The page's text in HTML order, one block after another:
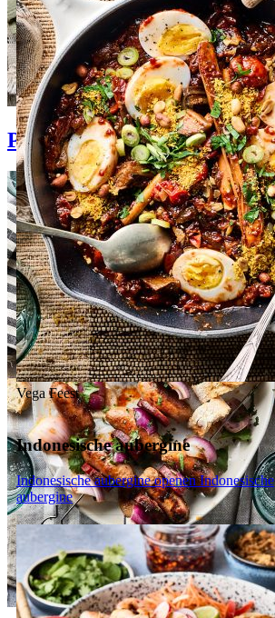
VegaFeest
Indonesische aubergine
Indonesische aubergine openenIndonesische
aubergine
Pastasalades